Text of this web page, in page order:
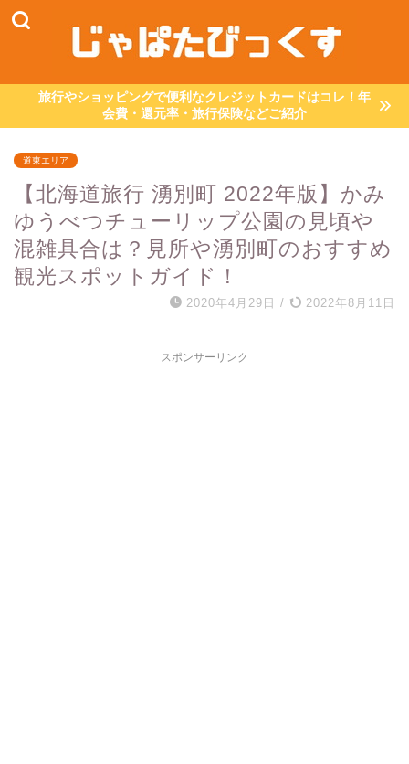
旅行やショッピングで便利なクレジットカードはコレ！年
会費・還元率・旅行保険などご紹介
道東エリア
【北海道旅行 湧別町 2022年版】かみ
ゆうべつチューリップ公園の見頃や
混雑具合は？見所や湧別町のおすすめ
観光スポットガイド！
2020年4月29日 / 2022年8月11日
スポンサーリンク